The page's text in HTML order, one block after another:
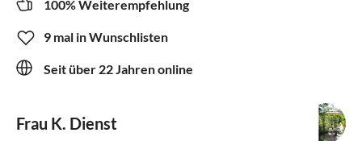
100% Weiterempfehlung
9 mal in Wunschlisten
Seit über 22 Jahren online
Frau K. Dienst